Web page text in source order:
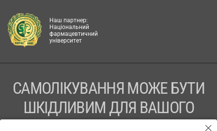
Наш партнер:
Національний
фармацевтичний
університет
САМОЛІКУВАННЯ МОЖЕ БУТИ
ШКІДЛИВИМ ДЛЯ ВАШОГО